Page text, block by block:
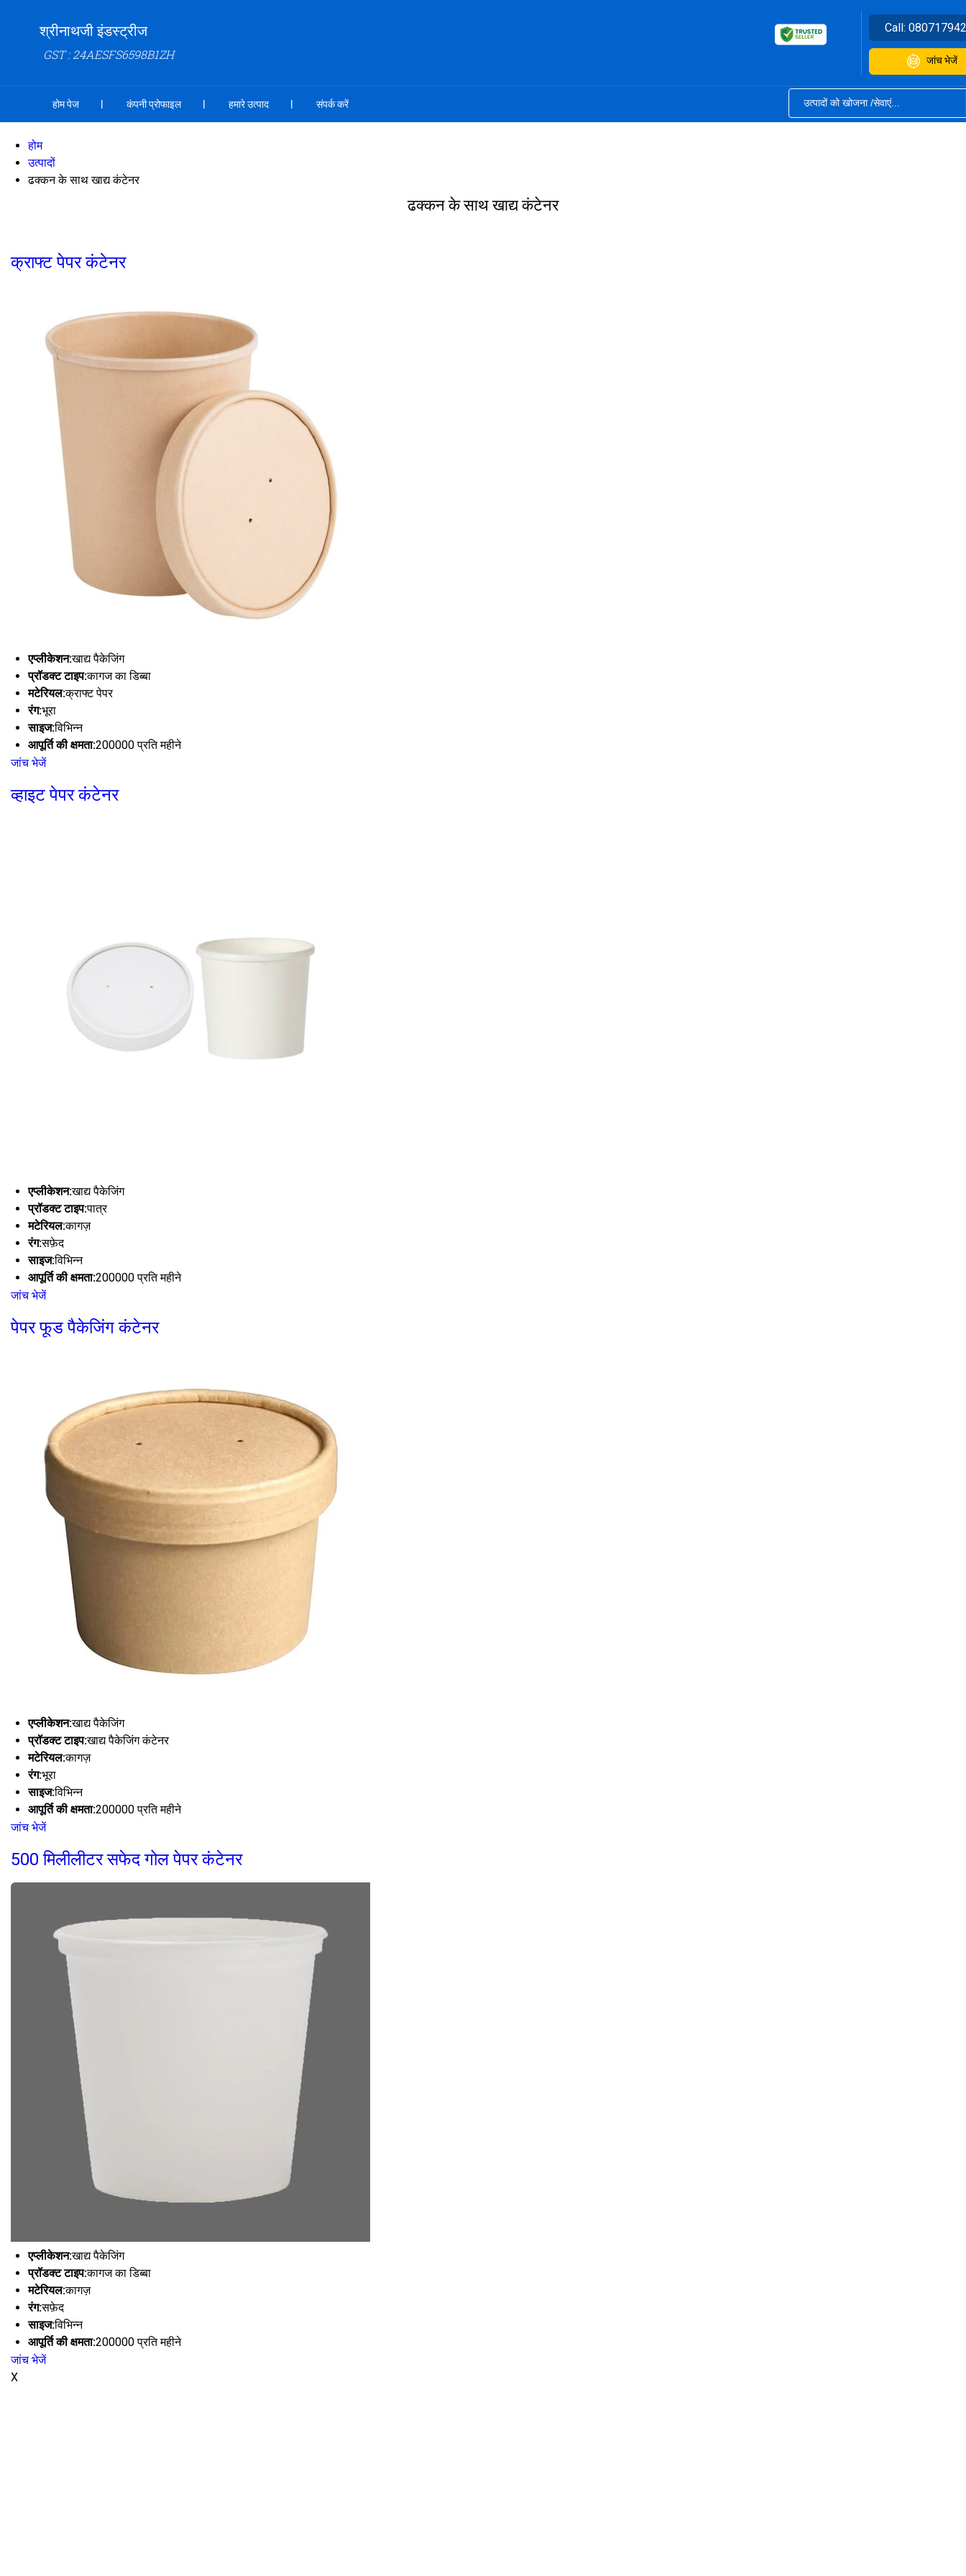
श्रीनाथजी इंडस्ट्रीज
GST : 24AESFS6598B1ZH
Call:
जांच भेजें
होम पेज कंपनी प्रोफाइल हमारे उत्पाद संपर्क करें
होम
उत्पादों
ढक्कन के साथ खाद्य कंटेनर
ढक्कन के साथ खाद्य कंटेनर
क्राफ्ट पेपर कंटेनर
एप्लीकेशन:खाद्य पैकेजिंग
प्रॉडक्ट टाइप:कागज का डिब्बा
मटेरियल:क्राफ्ट पेपर
रंग:भूरा
साइज:विभिन्न
आपूर्ति की क्षमता:200000 प्रति महीने
जांच भेजें
व्हाइट पेपर कंटेनर
एप्लीकेशन:खाद्य पैकेजिंग
प्रॉडक्ट टाइप:पात्र
मटेरियल:कागज़
रंग:सफ़ेद
साइज:विभिन्न
आपूर्ति की क्षमता:200000 प्रति महीने
जांच भेजें
पेपर फूड पैकेजिंग कंटेनर
एप्लीकेशन:खाद्य पैकेजिंग
प्रॉडक्ट टाइप:खाद्य पैकेजिंग कंटेनर
मटेरियल:कागज़
रंग:भूरा
साइज:विभिन्न
आपूर्ति की क्षमता:200000 प्रति महीने
जांच भेजें
500 मिलीलीटर सफेद गोल पेपर कंटेनर
एप्लीकेशन:खाद्य पैकेजिंग
प्रॉडक्ट टाइप:कागज का डिब्बा
मटेरियल:कागज़
रंग:सफ़ेद
साइज:विभिन्न
आपूर्ति की क्षमता:200000 प्रति महीने
जांच भेजें
X